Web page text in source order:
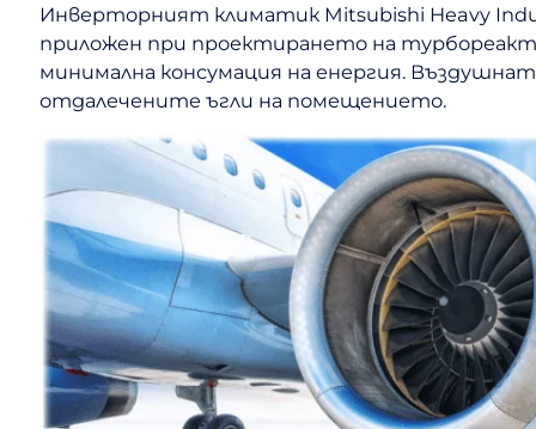
Инверторният климатик Mitsubishi Heavy
приложен при проектирането на
минимална консумация на енергия.
отдалечените ъгли на помещението.